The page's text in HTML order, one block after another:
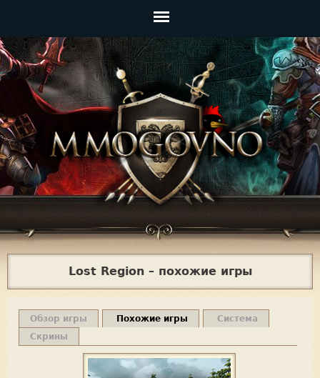
Главное
меню
Jump to navigation
Lost Region – похожие игры
Обзор игры Похожие игры
Система
Скрины